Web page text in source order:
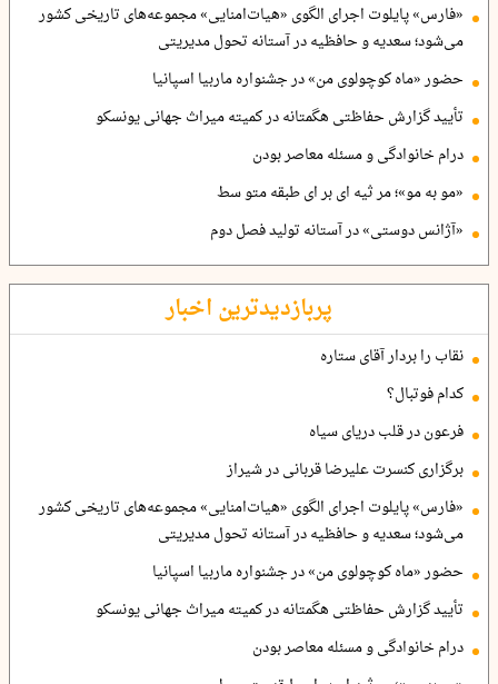
«فارس» پایلوت اجرای الگوی «هیات‌امنایی» مجموعه‌های تاریخی کشور
می‌شود؛ سعدیه و حافظیه در آستانه تحول مدیریتی
حضور «ماه کوچولوی من» در جشنواره ماربیا اسپانیا
تأیید گزارش حفاظتی هگمتانه در کمیته میراث جهانی یونسکو
درام خانوادگی و مسئله معاصر بودن
«مو به مو»؛ مر ثیه ای بر ای طبقه متو سط
«آژانس دوستی» در آستانه تولید فصل دوم
پربازدیدترین اخبار
نقاب را بردار آقای ستاره
کدام فوتبال؟
فرعون در قلب دریای سیاه
برگزاری کنسرت علیرضا قربانی در شیراز
«فارس» پایلوت اجرای الگوی «هیات‌امنایی» مجموعه‌های تاریخی کشور
می‌شود؛ سعدیه و حافظیه در آستانه تحول مدیریتی
حضور «ماه کوچولوی من» در جشنواره ماربیا اسپانیا
تأیید گزارش حفاظتی هگمتانه در کمیته میراث جهانی یونسکو
درام خانوادگی و مسئله معاصر بودن